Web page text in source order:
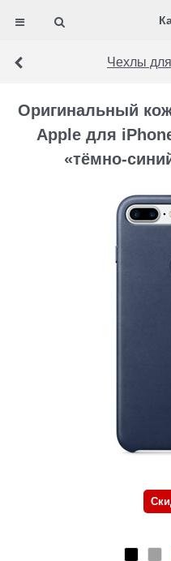
Чехлы
Оригинальный
Apple для
«тёмно-